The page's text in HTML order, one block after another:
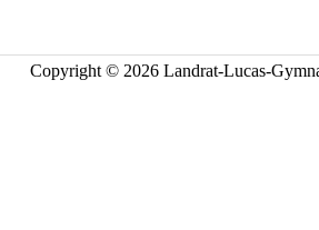
Copyright © 2026 Landrat-Lucas-